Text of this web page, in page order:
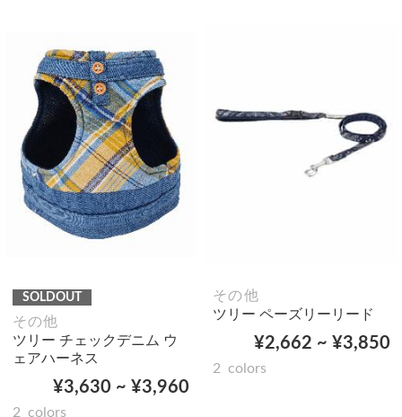
SOLDOUT
その他
ツリー チェックデニム ウ
ェアハーネス
¥3,630 ~ ¥3,960
2 colors
その他
ツリー ペーズリーリード
¥2,662 ~ ¥3,850
2 colors